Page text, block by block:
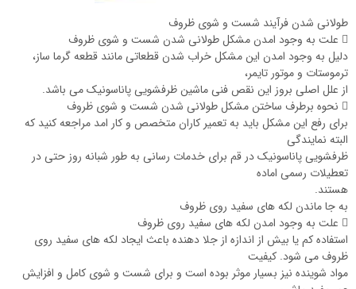
طولانی شدن فرآیند شست و شوی ظروف
 علت به وجود امدن مشکل طولانی شدن شست و شوی ظروف
دلیل به وجود امدن این مشکل خراب شدن قطعاتی مانند قطعه گرما ساز،
ترموستات و موتور تایمر،
از علل اصلی بروز این نقص فنی ماشین ظرفشویی پاناسونیک می باشد.
 نحوه برطرف ساختن مشکل طولانی شدن شست و شوی ظروف
برای رفع این مشکل باید به تعمیر کاران متخصص و کار امد مراجعه کنید که
البته نمایندگی
ظرفشویی پاناسونیک در قم برای خدمات رسانی به طور شبانه روز حتی در
تعطیلات رسمی اماده
هستند.
به جا ماندن لکه‌ های سفید روی ظروف
 علت به وجود امدن لکه های سفید روی ظروف
استفاده کم یا بیش از اندازه از جلا دهنده باعث ایجاد لکه های سفید روی
ظروف می شود. کیفیت
مواد شوینده نیز بسیار موثر بوده است و برای شست و شوی کامل و افزایش